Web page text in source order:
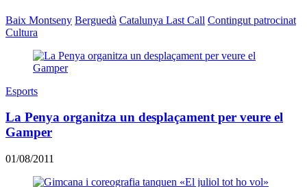
Baix Montseny Berguedà Catalunya Last Call Contingut patrocinat
Cultura
Esports
La Penya organitza un desplaçament per veure el
Gamper
01/08/2011